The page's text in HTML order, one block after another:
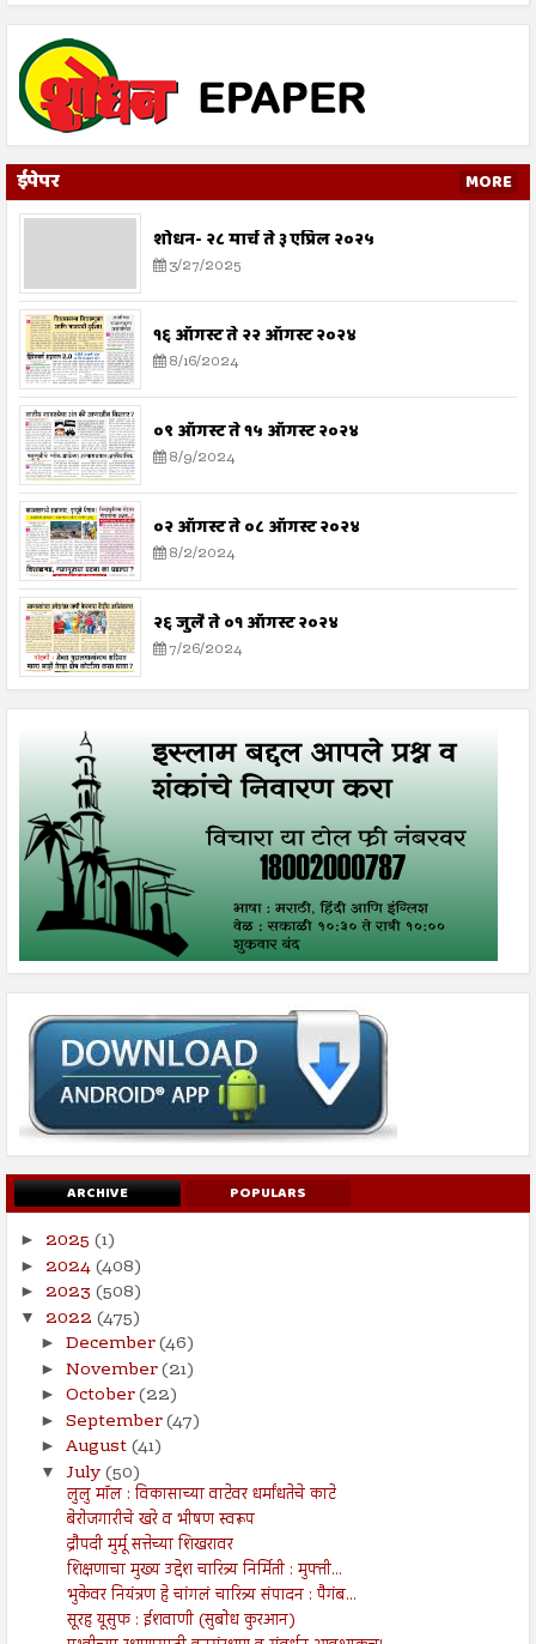
ईपेपर MORE
शोधन- २८ मार्च ते ३ एप्रिल २०२५
3/27/2025
१६ ऑगस्ट ते २२ ऑगस्ट २०२४
8/16/2024
०९ ऑगस्ट ते १५ ऑगस्ट २०२४
8/9/2024
०२ ऑगस्ट ते ०८ ऑगस्ट २०२४
8/2/2024
२६ जुलै ते ०१ ऑगस्ट २०२४
7/26/2024
ARCHIVE POPULARS
► 2025 (1)
► 2024(408)
► 2023 (508)
▼ 2022 (475)
► December(46)
► November(21)
► October(22)
► September(47)
► August(41)
▼ July(50)
लुलु मॉल : विकासाच्या वाटेवर धर्मांधतेचे काटे
बेरोजगारीचे खरे व भीषण स्वरूप
द्रौपदी मुर्मू सत्तेच्या शिखरावर
शिक्षणाचा मुख्य उद्देश चारित्र्य निर्मिती : मुफ्ती...
भुकेवर नियंत्रण हे चांगलं चारित्र्य संपादन : पैगंब...
सूरह यूसुफ : ईशवाणी (सुबोध कुरआन)